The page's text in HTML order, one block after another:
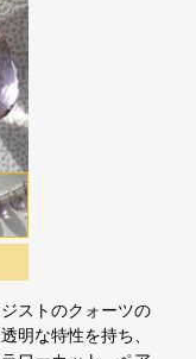
ストのクォーツの
明な特性を持ち、